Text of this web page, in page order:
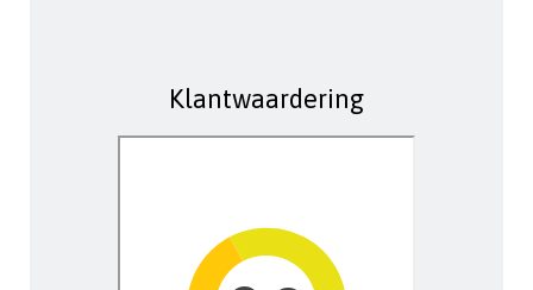
Klantwaardering